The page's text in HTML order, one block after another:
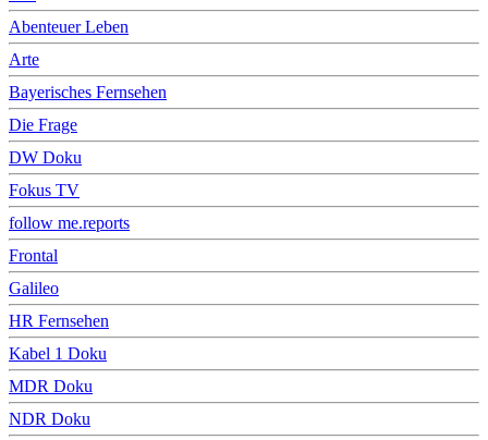
Abenteuer Leben
Arte
Bayerisches Fernsehen
Die Frage
DW Doku
Fokus TV
follow me.reports
Frontal
Galileo
HR Fernsehen
Kabel 1 Doku
MDR Doku
NDR Doku